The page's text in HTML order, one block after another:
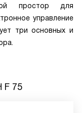
простор для
управление
три основных и
F 75